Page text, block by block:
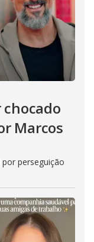
Marcos
perseguição